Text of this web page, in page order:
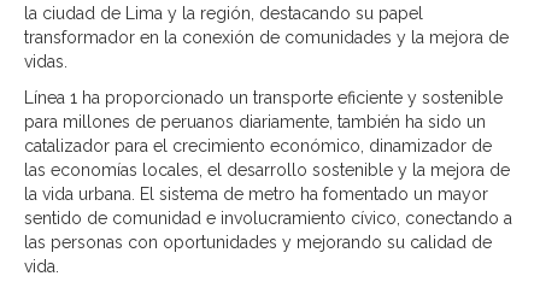
la ciudad de Lima y la región, destacando su papel
transformador en la conexión de comunidades y la mejora de
vidas.
Línea 1 ha proporcionado un transporte eficiente y sostenible
para millones de peruanos diariamente, también ha sido un
catalizador para el crecimiento económico, dinamizador de
las economías locales, el desarrollo sostenible y la mejora de
la vida urbana. El sistema de metro ha fomentado un mayor
sentido de comunidad e involucramiento cívico, conectando a
las personas con oportunidades y mejorando su calidad de
vida.